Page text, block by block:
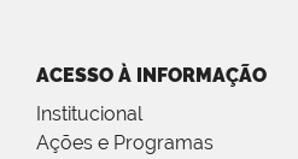
ACESSO À INFORMAÇÃO
Institucional
Ações e Programas